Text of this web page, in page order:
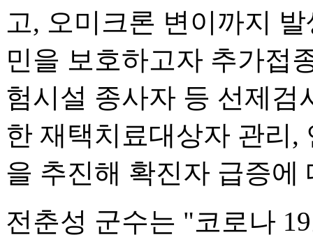
고, 오미크론 변이까지
민을 보호하고자 추가접
험시설 종사자 등 선제검
한 재택치료대상자 관리,
을 추진해 확진자 급증에
전춘성 군수는 "코로나